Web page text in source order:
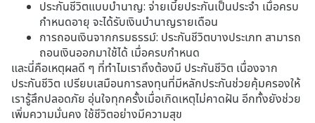
ประกันชีวิตแบบบำนาญ: จ่ายเบี้ยประกันเป็นประจำ เมื่อครบ
กำหนดอายุ จะได้รับเงินบำนาญรายเดือน
การถอนเงินจากกรมธรรม์: ประกันชีวิตบางประเภท สามารถ
ถอนเงินออกมาใช้ได้ เมื่อครบกำหนด
และนี่คือเหตุผลดี ๆ ที่ทำไมเราถึงต้องมี ประกันชีวิต เนื่องจาก
ประกันชีวิต เปรียบเสมือนการลงทุนที่มีหลักประกันช่วยคุ้มครองให้
เรารู้สึกปลอดภัย อุ่นใจทุกครั้งเมื่อเกิดเหตุไม่คาดฝัน อีกทั้งยังช่วย
เพิ่มความมั่นคง ใช้ชีวิตอย่างมีความสุข